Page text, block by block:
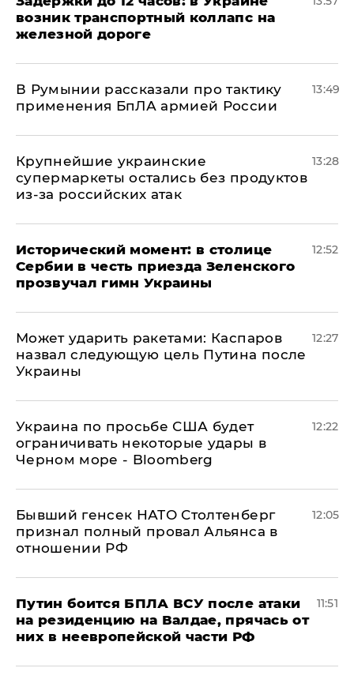
возник транспортный коллапс на
железной дороге
В Румынии рассказали про тактику
применения БпЛА армией России
13:49
Крупнейшие украинские
супермаркеты остались без продуктов
из-за российских атак
13:28
Исторический момент: в столице
Сербии в честь приезда Зеленского
прозвучал гимн Украины
12:52
Может ударить ракетами: Каспаров
назвал следующую цель Путина после
Украины
12:27
Украина по просьбе США будет
ограничивать некоторые удары в
Черном море - Bloomberg
12:22
Бывший генсек НАТО Столтенберг
признал полный провал Альянса в
отношении РФ
12:05
Путин боится БПЛА ВСУ после атаки
на резиденцию на Валдае, прячась от
них в неевропейской части РФ
11:51